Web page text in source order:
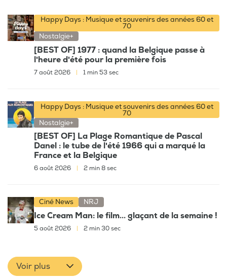
Happy Days : Musique et souvenirs des années 60 et
70
Nostalgie+
[BEST OF] 1977 : quand la Belgique passe à
l'heure d'été pour la première fois
7 août 2026 1 min 53 sec
Happy Days : Musique et souvenirs des années 60 et
70
Nostalgie+
[BEST OF] La Plage Romantique de Pascal
Danel : le tube de l'été 1966 qui a marqué la
France et la Belgique
6 août 2026 2 min 8 sec
Ciné News NRJ
Ice Cream Man: le film... glaçant de la semaine !
5 août 2026 2 min 30 sec
Voir plus